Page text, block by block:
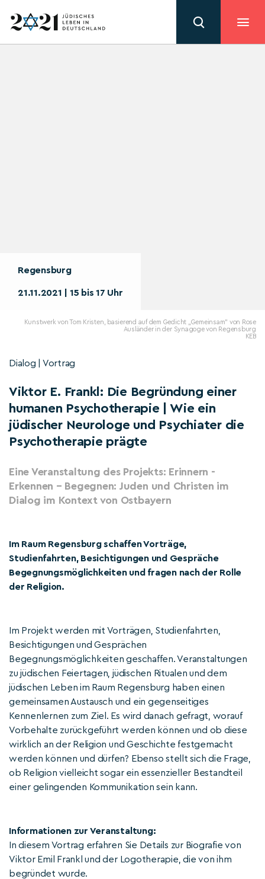
Regensburg
21.11.2021 | 15 bis 17 Uhr
Kunstwerk von Tom Kristen, basierend auf dem Gedicht „Gemeinsam" von Rose
Ausländer in der Synagoge von Regensburg
KEB
Dialog | Vortrag
Viktor E. Frankl: Die Begründung einer
humanen Psychotherapie | Wie ein
jüdischer Neurologe und Psychiater die
Psychotherapie prägte
Eine Veranstaltung des Projekts: Erinnern -
Erkennen – Begegnen: Juden und Christen im
Dialog im Kontext von Ostbayern
Im Raum Regensburg schaffen Vorträge,
Studienfahrten, Besichtigungen und Gespräche
Begegnungsmöglichkeiten und fragen nach der Rolle
der Religion.
Im Projekt werden mit Vorträgen, Studienfahrten,
Besichtigungen und Gesprächen
Begegnungsmöglichkeiten geschaffen. Veranstaltungen
zu jüdischen Feiertagen, jüdischen Ritualen und dem
jüdischen Leben im Raum Regensburg haben einen
gemeinsamen Austausch und ein gegenseitiges
Kennenlernen zum Ziel. Es wird danach gefragt, worauf
Vorbehalte zurückgeführt werden können und ob diese
wirklich an der Religion und Geschichte festgemacht
werden können und dürfen? Ebenso stellt sich die Frage,
ob Religion vielleicht sogar ein essenzieller Bestandteil
einer gelingenden Kommunikation sein kann.
Informationen zur Veranstaltung:
In diesem Vortrag erfahren Sie Details zur Biografie von
Viktor Emil Frankl und der Logotherapie, die von ihm
begründet wurde.